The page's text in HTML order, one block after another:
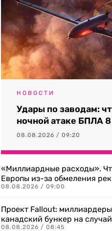
НОВОСТИ
Удары по заводам:
ночной атаке БПЛА 8
08.08.2026 / 09:20
«Миллиардные расходы».
Европы из-за обмеления рек
08.08.2026 / 09:00
Проект Fallout:
канадский бункер на
08.08.2026 / 08:45